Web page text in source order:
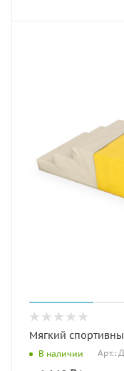
Мягкий
В наличии Арт.: